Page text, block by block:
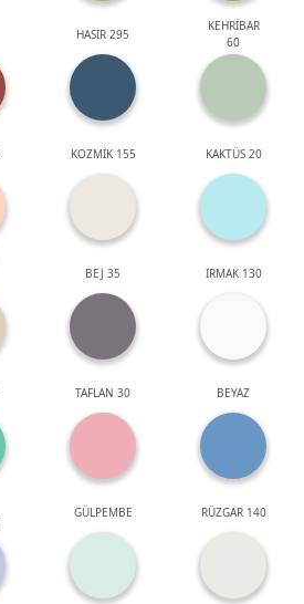
HASIR 295
KEHRİBAR
60
KOZMİK 155 KAKTÜS 20
BEJ 35 IRMAK 130
TAFLAN 30 BEYAZ
GÜLPEMBE RÜZGAR 140